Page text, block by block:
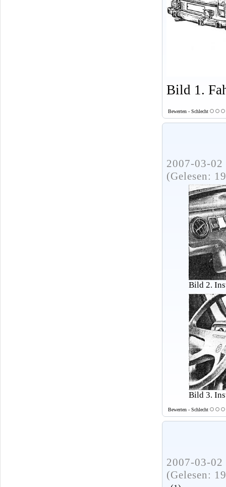
Bild 1.
Bewerten - Schlecht
2007-03-
(Gelesen:
Bild 2.
Bild 3.
Bewerten - Schlecht
2007-03-
(Gelesen: